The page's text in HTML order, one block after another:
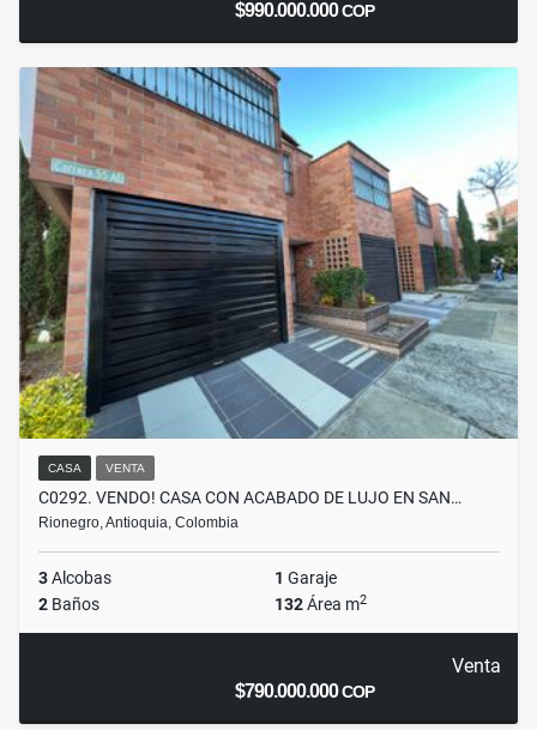
$990.000.000COP
CASA VENTA
C0292. VENDO! CASA CON ACABADO DE LUJO EN SAN…
Rionegro, Antioquia, Colombia
3Alcobas 1 Garaje
2 Baños 132Área m2
Venta
$790.000.000COP